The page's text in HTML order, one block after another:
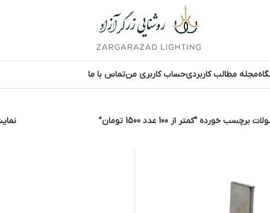
مجله مطالب کاربردیحساب کاربری منتماس با ما
برچسب خورده “کمتر از 100 عدد 1500 تومان”